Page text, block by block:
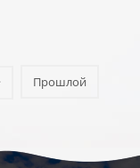
Прошлой